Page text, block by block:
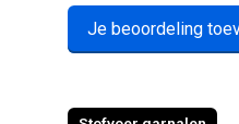
Je beoordeling